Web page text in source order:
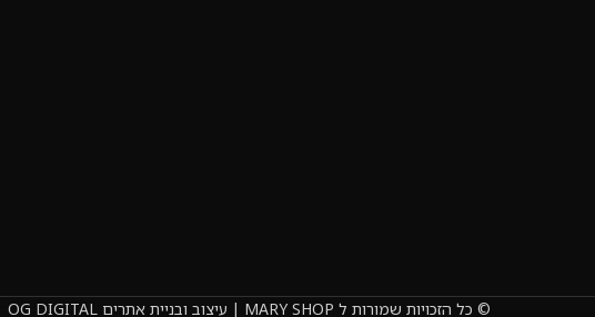
© כל הזכויות שמורות ל MARY SHOP | עיצוב ובניית אתרים OG DIGITAL